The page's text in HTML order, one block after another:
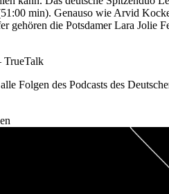
min). Genauso wie Arvid
gehören die Potsdamer Lara Jolie
TrueTalk
Folgen des Podcasts des